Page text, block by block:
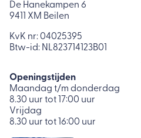
De Hanekampen 6
9411 XM Beilen
KvK nr: 04025395
Btw-id: NL823714123B01
Openingstijden
Maandag t/m donderdag
8.30 uur tot 17:00 uur
Vrijdag
8.30 uur tot 16:00 uur